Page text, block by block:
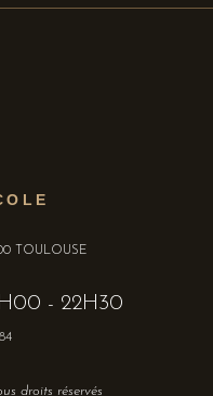
TOULOUSE
- 22H30
droits réservés